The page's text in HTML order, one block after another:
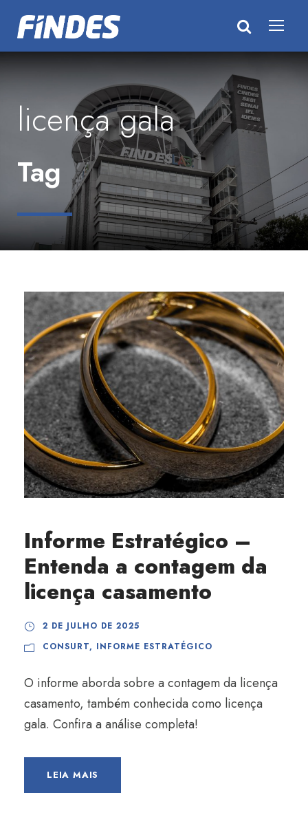
licença gala
Tag
Informe Estratégico –
Entenda a contagem da
licença casamento
2 DE JULHO DE 2025
CONSURT, INFORME ESTRATÉGICO
O informe aborda sobre a contagem da licença
casamento, também conhecida como licença
gala. Confira a análise completa!
LEIA MAIS